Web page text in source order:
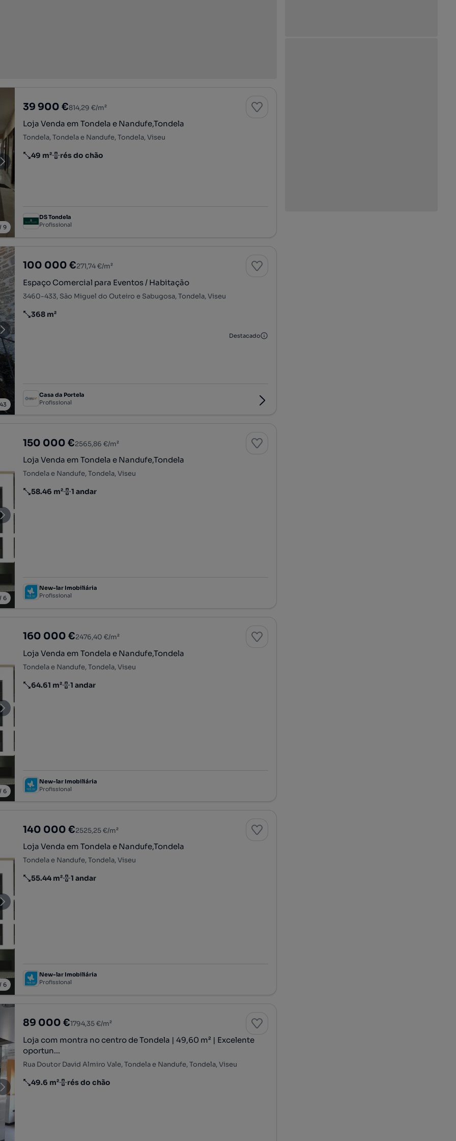
9
39 900 €814,29 €/m²
Loja Venda em Tondela e Nandufe,Tondela
Tondela, Tondela e Nandufe, Tondela, Viseu
Preço por metro quadrado
49 m²
Andar rés do chão
DS Tondela
Profissional
43
100 000 €271,74 €/m²
Espaço Comercial para Eventos / Habitação
3460-433, São Miguel do Outeiro e Sabugosa, Tondela, Viseu
Preço por metro quadrado
368 m²
Destacado
Casa da Portela
Profissional
6
150 000 €2565,86 €/m²
Loja Venda em Tondela e Nandufe,Tondela
Tondela e Nandufe, Tondela, Viseu
Preço por metro quadrado
58.46 m²
Andar 1 andar
New-lar Imobiliária
Profissional
6
160 000 €2476,40 €/m²
Loja Venda em Tondela e Nandufe,Tondela
Tondela e Nandufe, Tondela, Viseu
Preço por metro quadrado
64.61 m²
Andar 1 andar
New-lar Imobiliária
Profissional
6
140 000 €2525,25 €/m²
Loja Venda em Tondela e Nandufe,Tondela
Tondela e Nandufe, Tondela, Viseu
Preço por metro quadrado
55.44 m²
Andar 1 andar
New-lar Imobiliária
Profissional
89 000 €1794,35 €/m²
Loja com montra no centro de Tondela | 49,60 m² | Excelente
oportun...
Rua Doutor David Almiro Vale, Tondela e Nandufe, Tondela, Viseu
Preço por metro quadrado
49.6 m²
Andar rés do chão